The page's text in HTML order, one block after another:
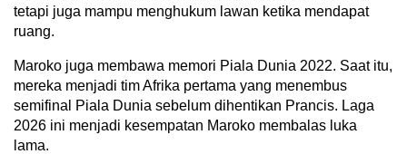
tetapi juga mampu menghukum lawan ketika mendapat
ruang.
Maroko juga membawa memori Piala Dunia 2022. Saat itu,
mereka menjadi tim Afrika pertama yang menembus
semifinal Piala Dunia sebelum dihentikan Prancis. Laga
2026 ini menjadi kesempatan Maroko membalas luka
lama.